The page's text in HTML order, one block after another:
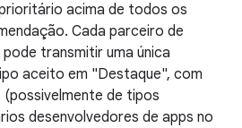
acima de todos os
Cada parceiro de
transmitir uma única
aceito em "Destaque", com
de tipos
desenvolvedores de apps no